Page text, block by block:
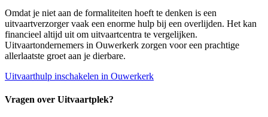
Omdat je niet aan de formaliteiten hoeft te denken is een
uitvaartverzorger vaak een enorme hulp bij een overlijden. Het kan
financieel altijd uit om uitvaartcentra te vergelijken.
Uitvaartondernemers in Ouwerkerk zorgen voor een prachtige
allerlaatste groet aan je dierbare.
Uitvaarthulp inschakelen in Ouwerkerk
Vragen over Uitvaartplek?